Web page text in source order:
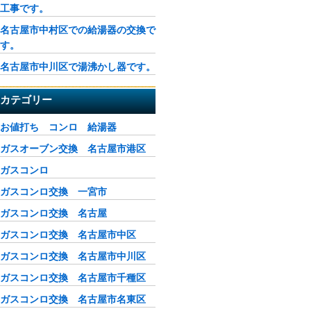
工事です。
名古屋市中村区での給湯器の交換で
す。
名古屋市中川区で湯沸かし器です。
カテゴリー
お値打ち コンロ 給湯器
ガスオーブン交換 名古屋市港区
ガスコンロ
ガスコンロ交換 一宮市
ガスコンロ交換 名古屋
ガスコンロ交換 名古屋市中区
ガスコンロ交換 名古屋市中川区
ガスコンロ交換 名古屋市千種区
ガスコンロ交換 名古屋市名東区